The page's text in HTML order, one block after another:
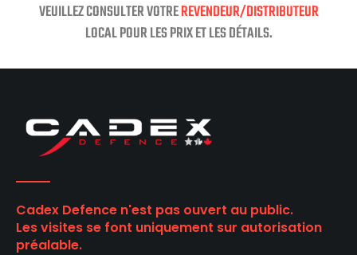
VEUILLEZ CONSULTER VOTREREVENDEUR/DISTRIBUTEUR
LOCAL POUR LES PRIX ET LES DÉTAILS.
Cadex Defence n'est pas ouvert au public.
Les visites se font uniquement sur autorisation
préalable.